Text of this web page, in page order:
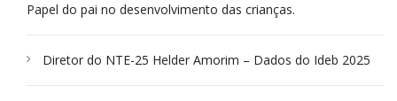
Papel do pai no desenvolvimento das crianças.
Diretor do NTE-25 Helder Amorim – Dados do Ideb 2025